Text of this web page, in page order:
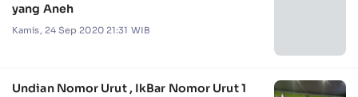
yang Aneh
Kamis, 24 Sep 2020 21:31 WIB
Undian Nomor Urut , IkBar Nomor Urut 1